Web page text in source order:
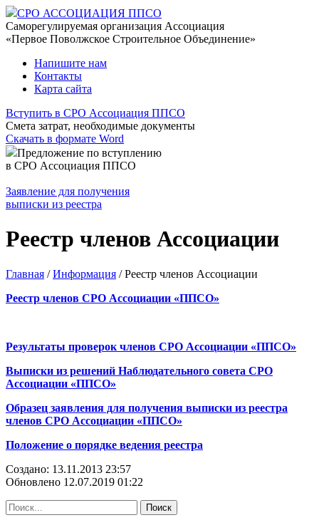
СРО АССОЦИАЦИЯ ППСО
Саморегулируемая организация Ассоциация
«Первое Поволжское Строительное Объединение»
Напишите нам
Контакты
Карта сайта
Вступить в СРО Ассоциация ППСО
Смета затрат, необходимые документы
Скачать в формате Word
Предложение по вступлению
в СРО Ассоциация ППСО
Заявление для получения
выписки из реестра
Реестр членов Ассоциации
Главная /Информация /Реестр членов Ассоциации
Реестр членов СРО Ассоциации «ППСО»
Результаты проверок членов СРО Ассоциации «ППСО»
Выписки из решений Наблюдательного совета СРО
Ассоциации «ППСО»
Образец заявления для получения выписки из реестра
членов СРО Ассоциации «ППСО»
Положение о порядке ведения реестра
Создано: 13.11.2013 23:57
Обновлено 12.07.2019 01:22